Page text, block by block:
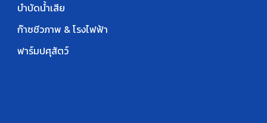
บำบัดน้ำเสีย
ก๊าซชีวภาพ & โรงไฟฟ้า
ฟาร์มปศุสัตว์